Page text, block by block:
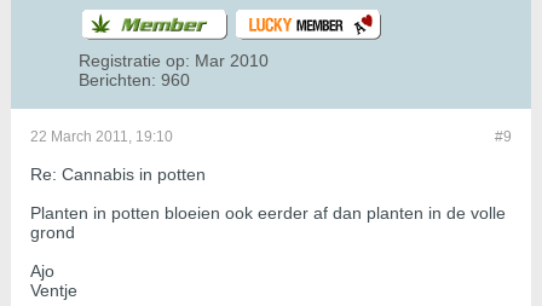
Registratie op: Mar 2010
Berichten: 960
#9
22 March 2011, 19:10
Re: Cannabis in potten
Planten in potten bloeien ook eerder af dan planten in de volle
grond
Ajo
Ventje